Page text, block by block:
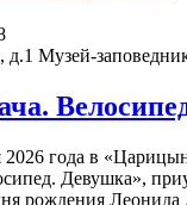
д.1 Музей-
года в
Девушка»,
рождения